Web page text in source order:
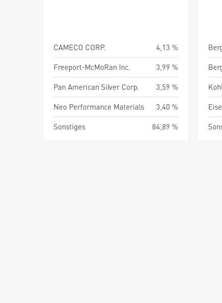
CAMECO CORP.
4,13 %
Freeport-McMoRan Inc.
3,99 %
Pan American Silver Corp.
3,59 %
Neo Performance Materials
3,40 %
Sonstiges
84,89 %